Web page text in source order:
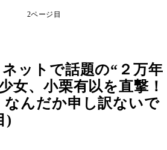
2ページ目
ネットで話題の“２万年
女、小栗有以を直撃！
なんだか申し訳ないで
)